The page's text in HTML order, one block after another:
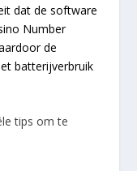
dat de software
Number
de
batterijverbruik
tips om te